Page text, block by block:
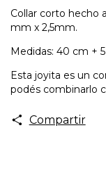
Collar corto hecho
mm x 2,5mm.
Medidas: 40 cm +
Esta joyita es un
podés combinarlo
Compartir